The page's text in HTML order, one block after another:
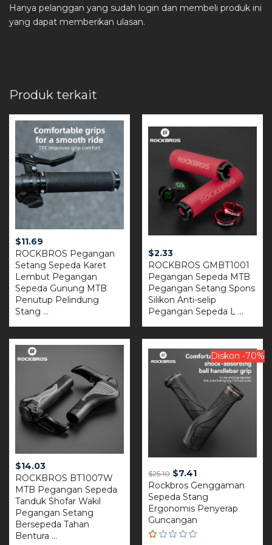
Hanya pelanggan yang sudah login dan membeli produk ini
yang dapat memberikan ulasan.
Produk terkait
$11.69
ROCKBROS Pegangan
Setang Sepeda Karet
Lembut Pegangan
Sepeda Gunung MTB
Penutup Pelindung
Stang ...
$2.33
ROCKBROS GMBT1001
Pegangan Sepeda MTB
Pegangan Setang Spons
Silikon Anti-selip
Pegangan Sepeda L ...
$14.03
ROCKBROS BT1007W
MTB Pegangan Sepeda
Tanduk Shofar Wakil
Pegangan Setang
Bersepeda Tahan
Bentura ...
Diskon -70%
$25.10 Original
price
was:
$25.10.
$7.41Current
price
is:
$7.41.
Rockbros Genggaman
Sepeda Stang
Ergonomis Penyerap
Guncangan